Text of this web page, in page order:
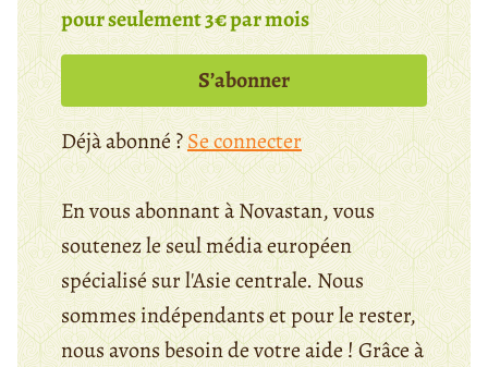
pour seulement 3€ par mois
S’abonner
Déjà abonné ?Se connecter
En vous abonnant à Novastan, vous
soutenez le seul média européen
spécialisé sur l'Asie centrale. Nous
sommes indépendants et pour le rester,
nous avons besoin de votre aide ! Grâce à